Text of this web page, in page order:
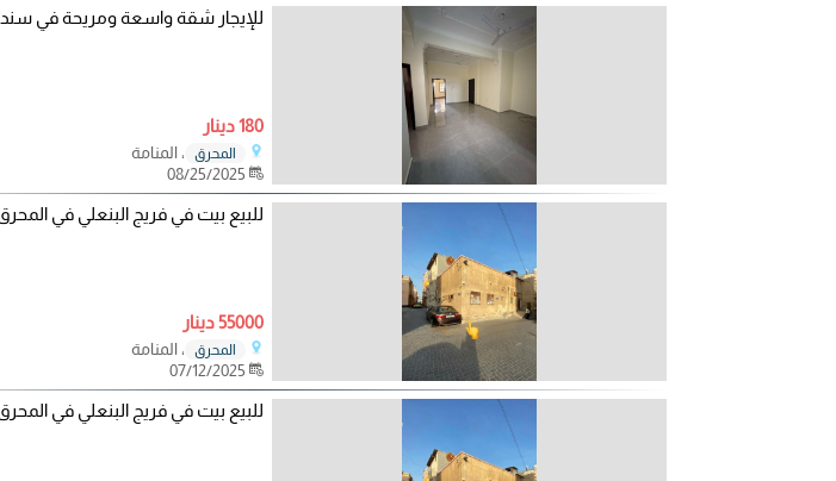
للإيجار شقة واسعة ومريحة في سند/
180 دينار
المحرق
، المنامة
للبيع بيت في فريج البنعلي في
55000 دينار
المحرق
، المنامة
للبيع بيت في فريج البنعلي في